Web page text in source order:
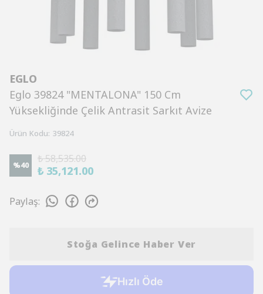
EGLO
Eglo 39824 "MENTALONA" 150 Cm
Yüksekliğinde Çelik Antrasit Sarkıt Avize
Ürün Kodu: 39824
%40
₺ 58,535.00
₺ 35,121.00
Paylaş:
Stoğa Gelince Haber Ver